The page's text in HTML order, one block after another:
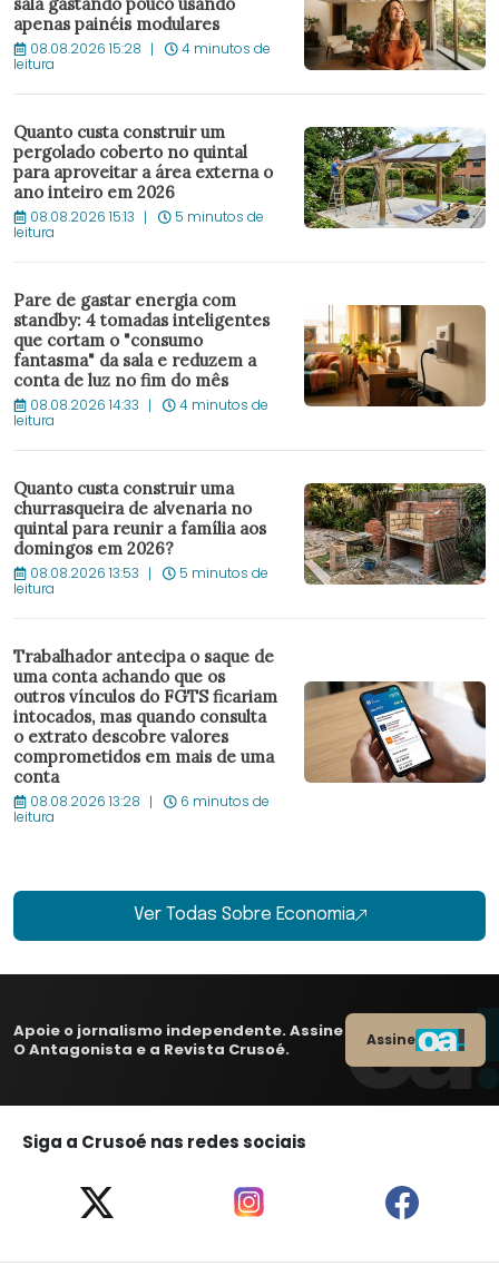
apenas painéis modulares
08.08.2026 15:28 4 minutos de
leitura
Quanto custa construir um
pergolado coberto no quintal
para aproveitar a área externa o
ano inteiro em 2026
08.08.2026 15:13 5 minutos de
leitura
Pare de gastar energia com
standby: 4 tomadas inteligentes
que cortam o "consumo
fantasma" da sala e reduzem a
conta de luz no fim do mês
08.08.2026 14:33 4 minutos de
leitura
Quanto custa construir uma
churrasqueira de alvenaria no
quintal para reunir a família aos
domingos em 2026?
08.08.2026 13:53 5 minutos de
leitura
Trabalhador antecipa o saque de
uma conta achando que os
outros vínculos do FGTS ficariam
intocados, mas quando consulta
o extrato descobre valores
comprometidos em mais de uma
conta
08.08.2026 13:28 6 minutos de
leitura
Ver Todas Sobre Economia
Apoie o jornalismo independente. Assine
O Antagonista e a Revista Crusoé.
Assine
Siga a Crusoé nas redes sociais